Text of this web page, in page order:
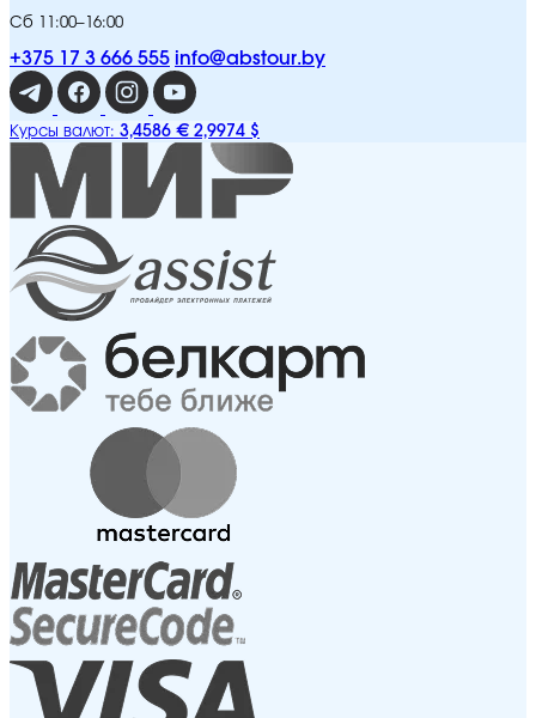
Сб 11:00–16:00
+375 17 3 666 555 info@abstour.by
Курсы валют: 3,4586 € 2,9974 $